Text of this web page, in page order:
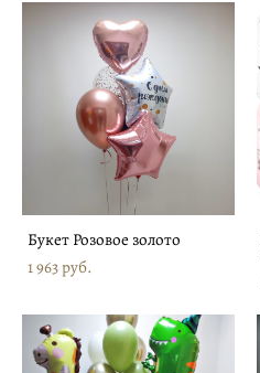
Букет Розовое золото
1 963 pуб.